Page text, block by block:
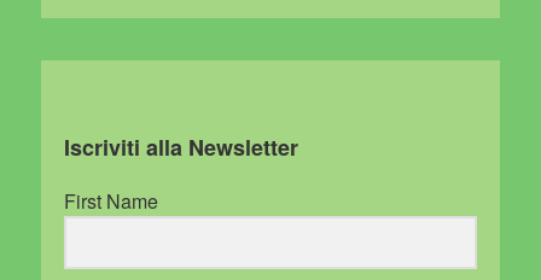
Iscriviti alla Newsletter
First Name